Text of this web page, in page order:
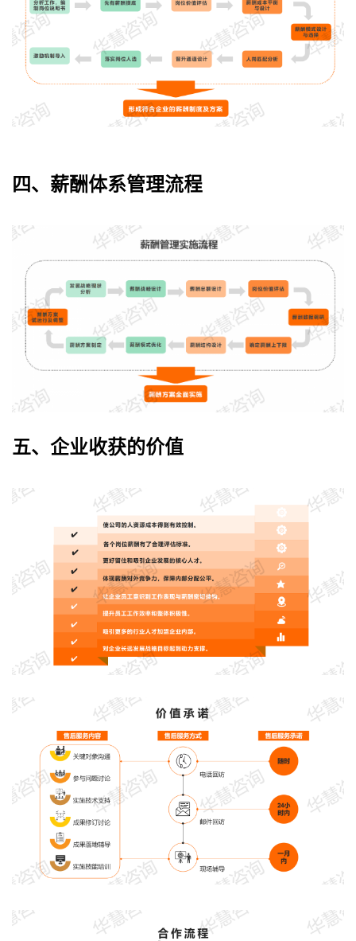
四、薪酬体系管理流程
五、企业收获的价值